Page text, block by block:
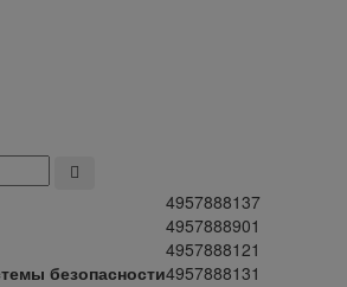
4957888137
4957888901
4957888121
безопасности4957888131